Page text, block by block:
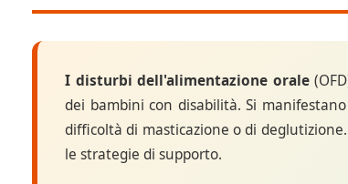
I disturbi dell'alimentazione orale
dei bambini con disabilità. Si
difficoltà di masticazione o di
le strategie di supporto.